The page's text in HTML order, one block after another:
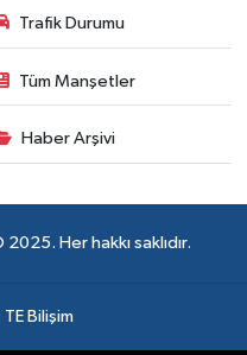
Trafik Durumu
Tüm Manşetler
Haber Arşivi
Her hakkı saklıdır.
TE Bilişim